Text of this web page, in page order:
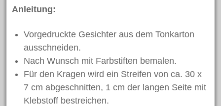
Anleitung:
Vorgedruckte Gesichter aus dem Tonkarton
ausschneiden.
Nach Wunsch mit Farbstiften bemalen.
Für den Kragen wird ein Streifen von ca. 30 x
7 cm abgeschnitten, 1 cm der langen Seite mit
Klebstoff bestreichen.